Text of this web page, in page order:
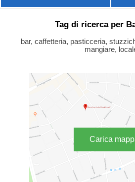
Tag di ricerca per
bar, caffetteria, pasticceria,
mangiare,
Carica